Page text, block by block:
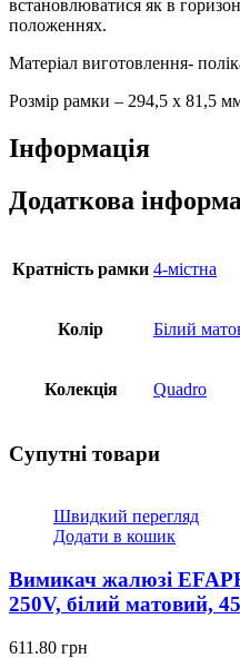
встановлюватися як в
положеннях.
Матеріал виготовлення-
Розмір рамки – 294,5 х 81,5
Інформація
Додаткова
Кратність рамки 4-містна
Колір Білий
Колекція Quadro
Супутні товари
Швидкий перегляд
Додати в кошик
Вимикач жалюзі
250V, білий матовий,
611.80 грн